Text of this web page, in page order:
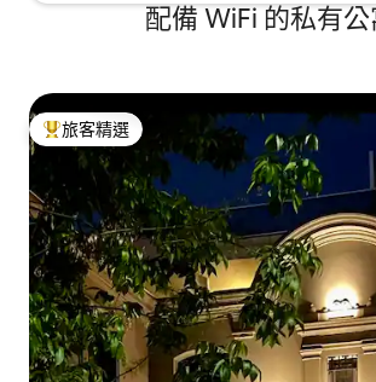
配備 WiFi 的私有公
旅客精選榜首
旅客精選